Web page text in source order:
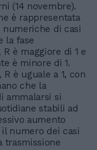
(14 novembre).
è rappresentata
numeriche di casi
la fase
è maggiore di 1 e
è minore di 1.
è uguale a 1, con
che la
ammalarsi si
stabili ad
aumento
numero dei casi
trasmissione